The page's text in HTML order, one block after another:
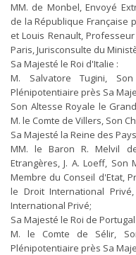
MM. de Monbel, Envoyé
de la République Française
et Louis Renault,
Paris, Jurisconsulte du
Sa Majesté le Roi d'Italie :
M. Salvatore Tugini,
Plénipotentiaire près Sa
Son Altesse Royale le
M. le Comte de Villers, Son
Sa Majesté la Reine des
MM. le Baron R. Melvil
Etrangères, J. A. Loeff, Son
Membre du Conseil d'Etat,
le Droit International
International Privé;
Sa Majesté le Roi de
M. le Comte de Sélir,
Plénipotentiaire près Sa